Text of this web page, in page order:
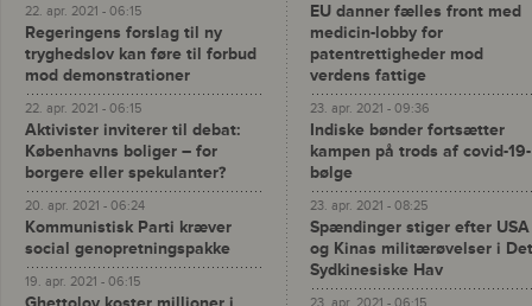
22. apr. 2021 - 06:15
Regeringens forslag til ny
tryghedslov kan føre til forbud
mod demonstrationer
22. apr. 2021 - 06:15
Aktivister inviterer til debat:
Københavns boliger – for
borgere eller spekulanter?
20. apr. 2021 - 06:24
Kommunistisk Parti kræver
social genopretningspakke
19. apr. 2021 - 06:15
EU danner fælles front med
medicin-lobby for
patentrettigheder mod
verdens fattige
23. apr. 2021 - 09:36
Indiske bønder fortsætter
kampen på trods af covid-19-
bølge
23. apr. 2021 - 08:25
Spændinger stiger efter USA
og Kinas militærøvelser i Det
Sydkinesiske Hav